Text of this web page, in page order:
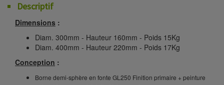
Descriptif
Dimensions :
Diam. 300mm - Hauteur 160mm - Poids 15Kg
Diam. 400mm - Hauteur 220mm - Poids 17Kg
Conception :
Borne demi-sphère en fonte GL250 Finition primaire + peinture